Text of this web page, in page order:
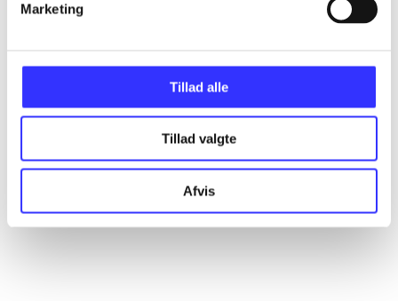
Marketing
Tillad alle
Tillad valgte
Afvis
Alle registrerede artikler fordelt på udgivelser
...